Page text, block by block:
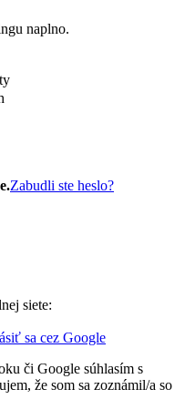
naplno.
Zabudli ste heslo?
siete:
sa cez Google
či Google súhlasím s
že som sa zoznámil/a so